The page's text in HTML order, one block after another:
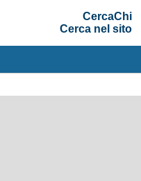
CercaChi
Cerca nel sito